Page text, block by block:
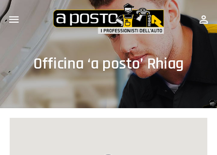
Officina ‘a posto’ Rhiag